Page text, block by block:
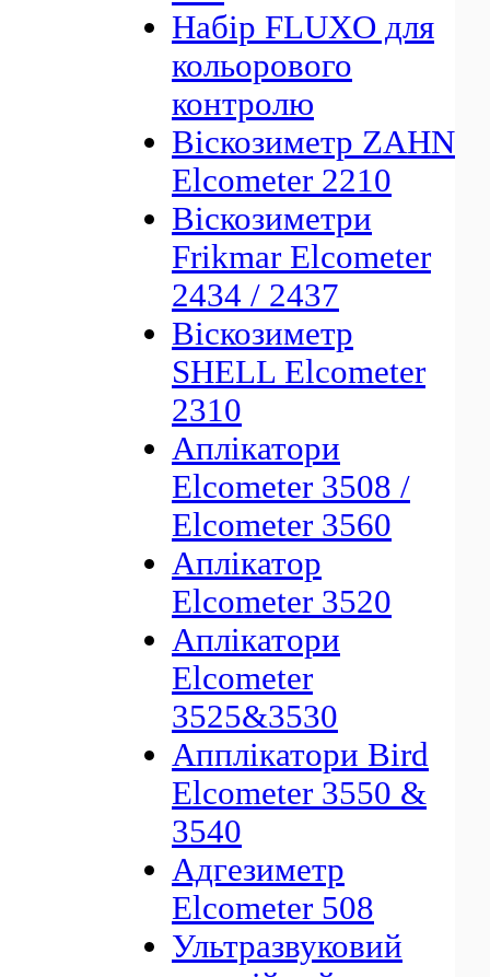
Набір FLUXO для
кольорового
контролю
Віскозиметр ZAHN
Elcometer 2210
Віскозиметри
Frikmar Elcometer
2434 / 2437
Віскозиметр
SHELL Elcometer
2310
Аплікатори
Elcometer 3508 /
Elcometer 3560
Аплікатор
Elcometer 3520
Аплікатори
Elcometer
3525&3530
Апплікатори Bird
Elcometer 3550 &
3540
Адгезиметр
Elcometer 508
Ультразвуковий